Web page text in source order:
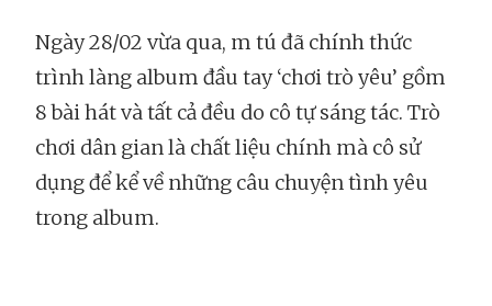
Ngày 28/02 vừa qua, m tú đã chính thức
trình làng album đầu tay ‘chơi trò yêu’ gồm
8 bài hát và tất cả đều do cô tự sáng tác. Trò
chơi dân gian là chất liệu chính mà cô sử
dụng để kể về những câu chuyện tình yêu
trong album.